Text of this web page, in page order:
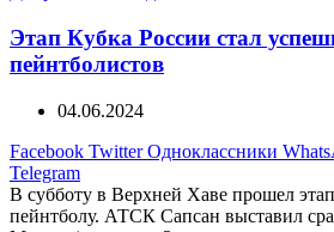
Этап Кубка России стал
пейнтболистов
04.06.2024
Facebook Twitter Одноклассники
Telegram
В субботу в Верхней Хаве прошел
пейнтболу. АТСК Сапсан выставил